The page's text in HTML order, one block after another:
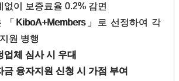
이 보증료율 0.2% 감면
「KiboA+Members」로 선정하여 각
원 병행
업체 심사 시 우대
금 융자지원 신청 시 가점 부여